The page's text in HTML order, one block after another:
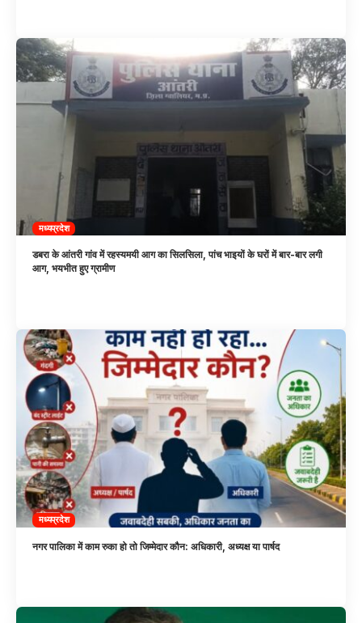
मध्यप्रदेश
डबरा के आंतरी गांव में रहस्यमयी आग का सिलसिला, पांच भाइयों के घरों में बार-बार लगी
आग, भयभीत हुए ग्रामीण
मध्यप्रदेश
नगर पालिका में काम रुका हो तो जिम्मेदार कौन: अधिकारी, अध्यक्ष या पार्षद